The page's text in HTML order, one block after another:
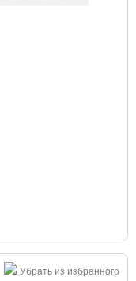
Убрать из избранного